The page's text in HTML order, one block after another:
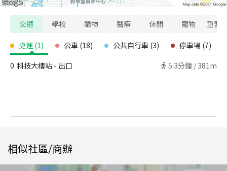
交通 學校 購物 醫療 休閒 寵物 重要
捷運 (1) 公車 (18) 公共自行車 (3) 停車場 (7)
0 科技大樓站 - 出口 5.3分鐘 / 381m
相似社區/商辦